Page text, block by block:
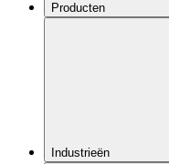
Producten
Industrieën